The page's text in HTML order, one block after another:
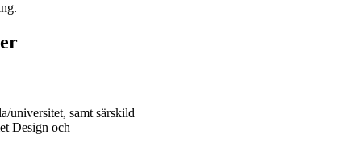
universitet, samt särskild
Design och